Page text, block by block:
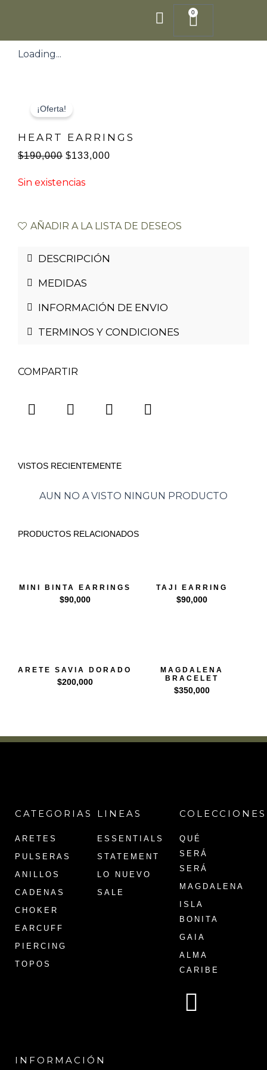
0
Cart
Loading...
¡Oferta!
HEART EARRINGS
$190,000
precio
$190,000.
$133,000
$133,000.
Sin existencias
AÑADIR A LA LISTA DE DESEOS
DESCRIPCIÓN
MEDIDAS
INFORMACIÓN DE ENVIO
TERMINOS Y CONDICIONES
COMPARTIR
VISTOS RECIENTEMENTE
AUN NO A VISTO NINGUN PRODUCTO
PRODUCTOS RELACIONADOS
MINI BINTA EARRINGS
$90,000
TAJI EARRING
$90,000
ARETE SAVIA DORADO
$200,000
MAGDALENA
BRACELET
$350,000
CATEGORIAS
ARETES
PULSERAS
ANILLOS
CADENAS
CHOKER
EARCUFF
PIERCING
TOPOS
LINEAS
ESSENTIALS
STATEMENT
LO NUEVO
SALE
COLECCIONES
QUÉ
SERÁ
SERÁ
MAGDALENA
ISLA
BONITA
GAIA
ALMA
CARIBE
INFORMACIÓN